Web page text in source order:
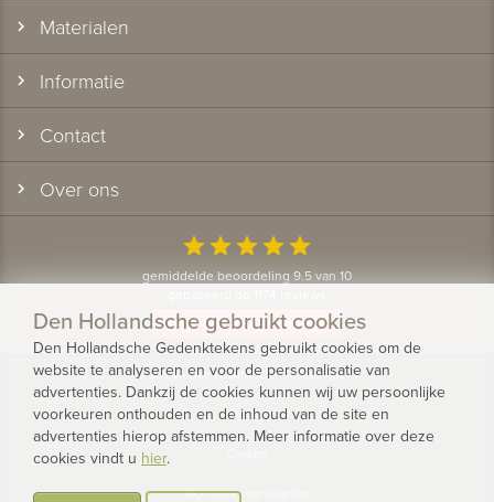
Materialen
Informatie
Contact
Over ons
starstarstarstarstar
gemiddelde beoordeling 9.5 van 10
Bekijk alle klantervaringen
© 2026 - Den Hollandsche Gedenktekens
Privacy
Algemene voorwaarden
Den Hollandsche gebruikt cookies
Den Hollandsche Gedenktekens gebruikt cookies om de
website te analyseren en voor de personalisatie van
advertenties. Dankzij de cookies kunnen wij uw persoonlijke
voorkeuren onthouden en de inhoud van de site en
advertenties hierop afstemmen. Meer informatie over deze
cookies vindt u hier.